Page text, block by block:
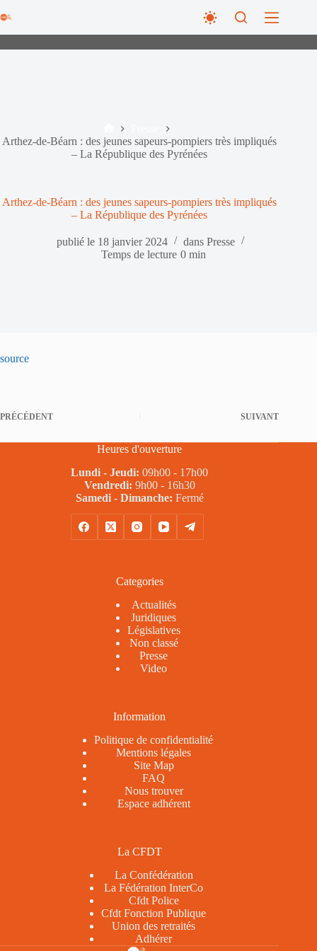
au
Accueil
Arthez-de-Béarn : des jeunes sapeurs-pompiers très impliqués
– La République des Pyrénées
Arthez-de-Béarn : des jeunes sapeurs-pompiers très impliqués
– La République des Pyrénées
publié le 18 janvier 2024 dans Presse
Temps de lecture 0 min
source
PRÉCÉDENT SUIVANT
Heures d'ouverture
Lundi - Jeudi: 09h00 - 17h00
Vendredi: 9h00 - 16h30
Samedi - Dimanche: Fermé
Categories
Actualités
Juridiques
Législatives
Non classé
Presse
Video
Information
Politique de confidentialité
Mentions légales
Site Map
FAQ
Nous trouver
Espace adhérent
La CFDT
La Confédération
La Fédération InterCo
Cfdt Police
Cfdt Fonction Publique
Union des retraités
Adhérer